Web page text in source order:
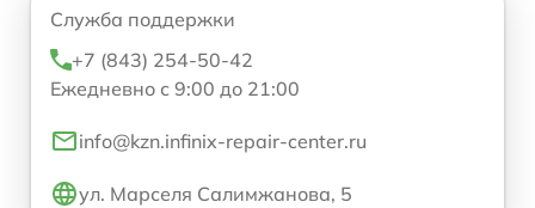
Служба поддержки
+7 (843) 254-50-42
Ежедневно с 9:00 до 21:00
info@kzn.infinix-repair-center.ru
ул. Марселя Салимжанова, 5